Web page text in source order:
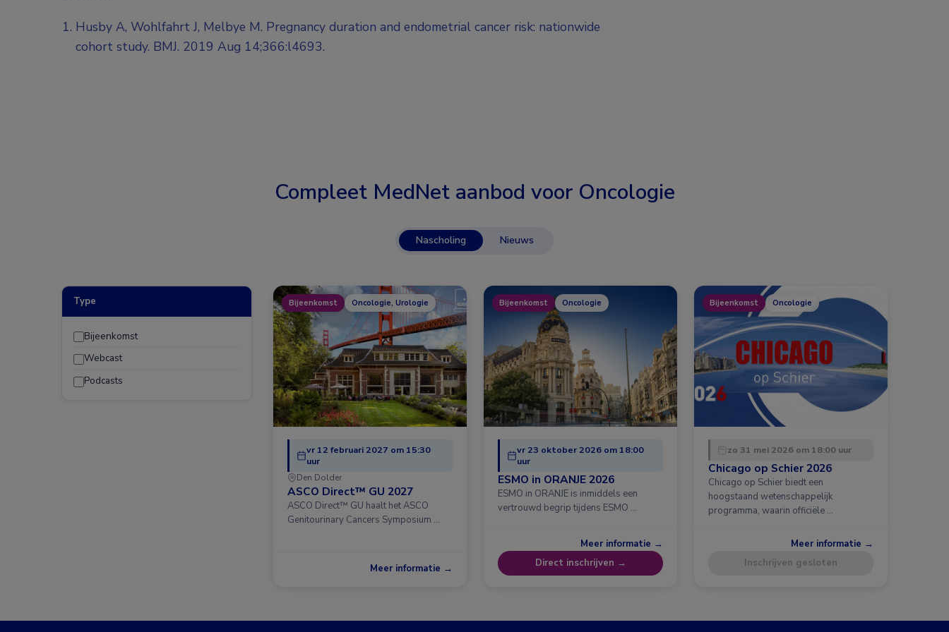
Husby A, Wohlfahrt J, Melbye M. Pregnancy duration and endometrial cancer risk: nationwide
cohort study. BMJ. 2019 Aug 14;366:l4693.
Compleet MedNet aanbod voor Oncologie
Nascholing Nieuws
Type
Bijeenkomst
Webcast
Podcasts
Bijeenkomst Oncologie, Urologie
vr 12 februari 2027 om 15:30
uur
Den Dolder
ASCO Direct™ GU 2027
ASCO Direct™ GU haalt het ASCO
Genitourinary Cancers Symposium …
Meer informatie →
Bijeenkomst Oncologie
vr 23 oktober 2026 om 18:00
uur
ESMO in ORANJE 2026
ESMO in ORANJE is inmiddels een
vertrouwd begrip tijdens ESMO …
Meer informatie →
Direct inschrijven →
Bijeenkomst Oncologie
zo 31 mei 2026 om 18:00 uur
Chicago op Schier 2026
Chicago op Schier biedt een
hoogstaand wetenschappelijk
programma, waarin officiële …
Meer informatie →
Inschrijven gesloten